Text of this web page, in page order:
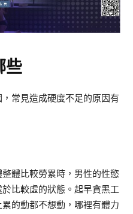
些
常見造成硬度不足的原因有
體比較勞累時，男性的性慾
比較虛的狀態。起早貪黑工
的動都不想動，哪裡有體力